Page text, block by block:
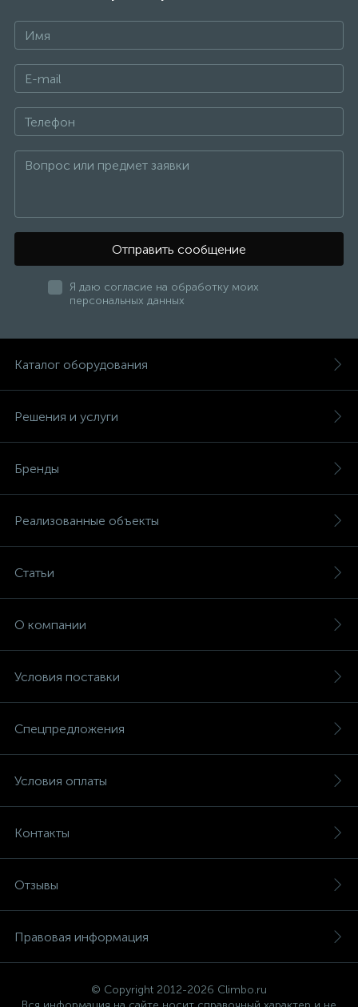
Отправить сообщение
Я даю согласие на обработку моих
персональных данных
Каталог оборудования
Решения и услуги
Бренды
Реализованные объекты
Статьи
О компании
Условия поставки
Спецпредложения
Условия оплаты
Контакты
Отзывы
Правовая информация
© Copyright 2012-2026 Climbo.ru